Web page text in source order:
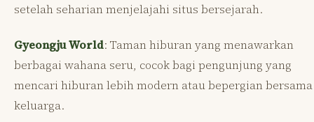
setelah seharian menjelajahi situs bersejarah.
Gyeongju World: Taman hiburan yang menawarkan
berbagai wahana seru, cocok bagi pengunjung yang
mencari hiburan lebih modern atau bepergian bersama
keluarga.